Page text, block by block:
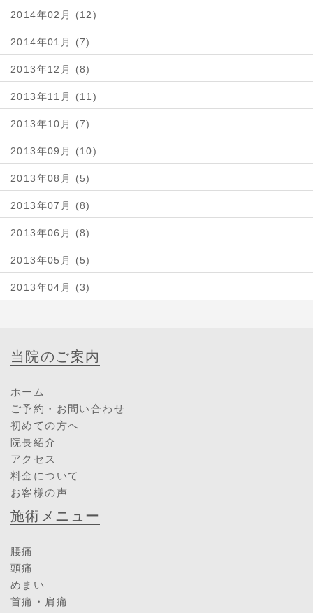
2014年02月 (12)
2014年01月 (7)
2013年12月 (8)
2013年11月 (11)
2013年10月 (7)
2013年09月 (10)
2013年08月 (5)
2013年07月 (8)
2013年06月 (8)
2013年05月 (5)
2013年04月 (3)
当院のご案内
ホーム
ご予約・お問い合わせ
初めての方へ
院長紹介
アクセス
料金について
お客様の声
施術メニュー
腰痛
頭痛
めまい
首痛・肩痛